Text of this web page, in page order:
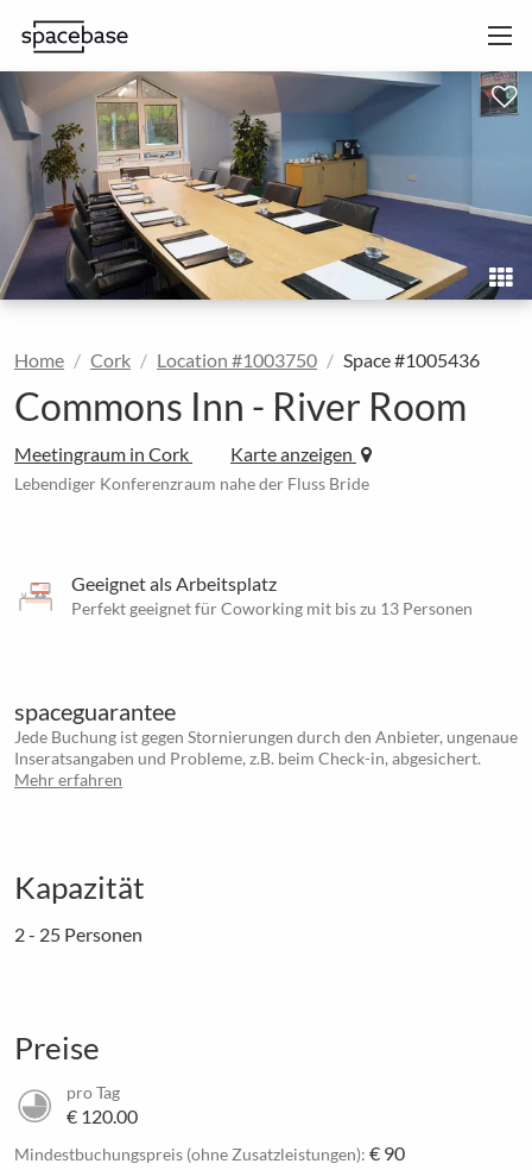
Home Cork Location #1003750 Space #1005436
Commons Inn - River Room
Meetingraum in Cork Karte anzeigen
Lebendiger Konferenzraum nahe der Fluss Bride
Geeignet als Arbeitsplatz
Perfekt geeignet für Coworking mit bis zu 13 Personen
spaceguarantee
Jede Buchung ist gegen Stornierungen durch den Anbieter, ungenaue
Inseratsangaben und Probleme, z.B. beim Check-in, abgesichert.
Mehr erfahren
Kapazität
2 - 25 Personen
Preise
pro Tag
€ 120.00
Mindestbuchungspreis (ohne Zusatzleistungen): € 90